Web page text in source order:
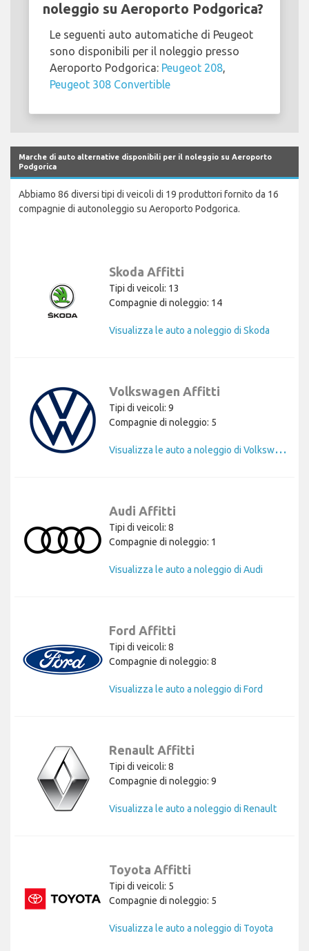
noleggio su Aeroporto Podgorica?
Le seguenti auto automatiche di Peugeot
sono disponibili per il noleggio presso
Aeroporto Podgorica: Peugeot 208,
Peugeot 308 Convertible
Marche di auto alternative disponibili per il noleggio su Aeroporto
Podgorica
Abbiamo 86 diversi tipi di veicoli di 19 produttori fornito da 16
compagnie di autonoleggio su Aeroporto Podgorica.
Skoda Affitti
Tipi di veicoli: 13
Compagnie di noleggio: 14
Visualizza le auto a noleggio di Skoda
Volkswagen Affitti
Tipi di veicoli: 9
Compagnie di noleggio: 5
V
isualizza le auto a noleggio di Volkswagen
Audi Affitti
Tipi di veicoli: 8
Compagnie di noleggio: 1
Visualizza le auto a noleggio di Audi
Ford Affitti
Tipi di veicoli: 8
Compagnie di noleggio: 8
Visualizza le auto a noleggio di Ford
Renault Affitti
Tipi di veicoli: 8
Compagnie di noleggio: 9
Visualizza le auto a noleggio di Renault
Toyota Affitti
Tipi di veicoli: 5
Compagnie di noleggio: 5
Visualizza le auto a noleggio di Toyota